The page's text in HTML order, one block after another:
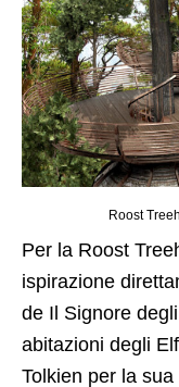
Roost
Per la Roost
ispirazione
de Il Signore
abitazioni degli
Tolkien per la